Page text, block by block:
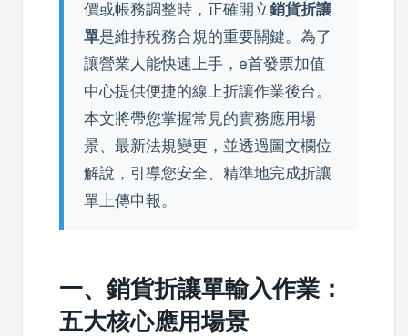
價或帳務調整時，正確開立銷貨折讓
單是維持稅務合規的重要關鍵。為了
讓營業人能快速上手，e首發票加值
中心提供便捷的線上折讓作業後台。
本文將帶您掌握常見的實務應用場
景、最新法規變更，並透過圖文欄位
解說，引導您安全、精準地完成折讓
單上傳申報。
一、銷貨折讓單輸入作業：
五大核心應用場景